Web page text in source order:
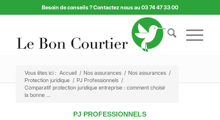
Besoin de conseils ? Contactez nous au 03 74 47 33 00
Vous êtes ici : Accueil / Nos assurances / Nos assurances /
Protection juridique / PJ Professionnels /
Comparatif protection juridique entreprise : comment choisir
la bonne ...
PJ PROFESSIONNELS